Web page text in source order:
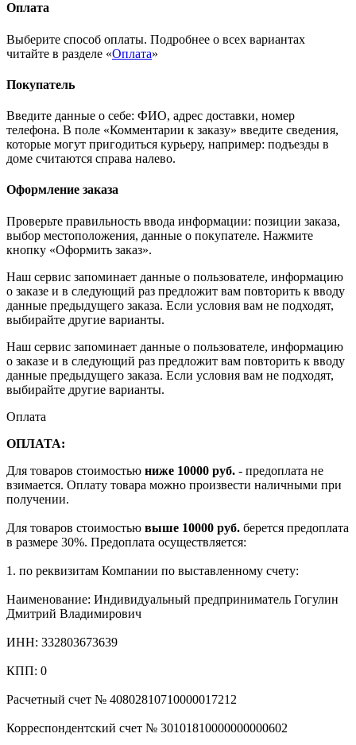
Оплата
Выберите способ оплаты. Подробнее о всех вариантах
читайте в разделе «Оплата»
Покупатель
Введите данные о себе: ФИО, адрес доставки, номер
телефона. В поле «Комментарии к заказу» введите сведения,
которые могут пригодиться курьеру, например: подъезды в
доме считаются справа налево.
Оформление заказа
Проверьте правильность ввода информации: позиции заказа,
выбор местоположения, данные о покупателе. Нажмите
кнопку «Оформить заказ».
Наш сервис запоминает данные о пользователе, информацию
о заказе и в следующий раз предложит вам повторить к вводу
данные предыдущего заказа. Если условия вам не подходят,
выбирайте другие варианты.
Наш сервис запоминает данные о пользователе, информацию
о заказе и в следующий раз предложит вам повторить к вводу
данные предыдущего заказа. Если условия вам не подходят,
выбирайте другие варианты.
Оплата
ОПЛАТА:
Для товаров стоимостью ниже 10000 руб. - предоплата не
взимается. Оплату товара можно произвести наличными при
получении.
Для товаров стоимостью выше 10000 руб. берется предоплата
в размере 30%. Предоплата осуществляется:
1. по реквизитам Компании по выставленному счету:
Наименование: Индивидуальный предприниматель Гогулин
Дмитрий Владимирович
ИНН: 332803673639
КПП: 0
Расчетный счет № 40802810710000017212
Корреспондентский счет № 30101810000000000602